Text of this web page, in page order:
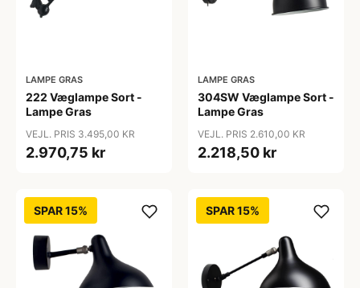
LAMPE GRAS
222 Væglampe Sort -
Lampe Gras
VEJL. PRIS 3.495,00 KR
2.970,75 kr
LAMPE GRAS
304SW Væglampe Sort -
Lampe Gras
VEJL. PRIS 2.610,00 KR
2.218,50 kr
SPAR 15% SPAR 15%